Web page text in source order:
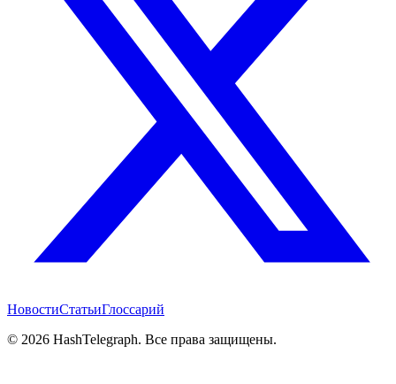
НовостиСтатьиГлоссарий
© 2026 HashTelegraph. Все права защищены.